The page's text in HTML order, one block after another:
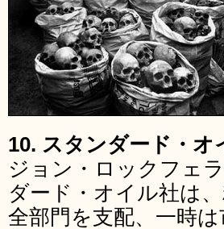
10. スタンダード・オ
ジョン・ロックフェ
ダード・オイル社は
全部門を支配、一時